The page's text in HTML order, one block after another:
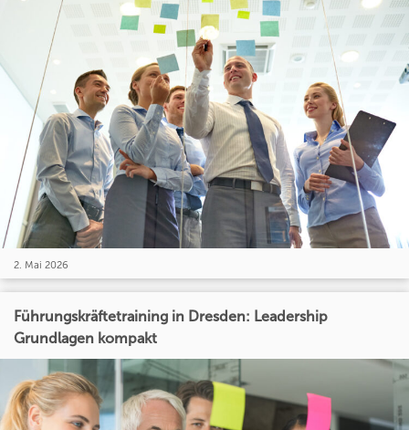
2. Mai 2026
Führungskräftetraining in Dresden: Leadership
Grundlagen kompakt